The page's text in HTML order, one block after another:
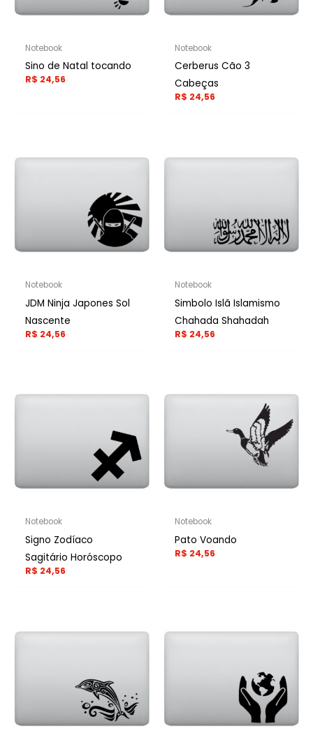
Notebook
Sino de Natal tocando
R$ 24,56
Notebook
Cerberus Cão 3
Cabeças
R$ 24,56
Notebook
JDM Ninja Japones Sol
Nascente
R$ 24,56
Notebook
Simbolo Islã Islamismo
Chahada Shahadah
R$ 24,56
Notebook
Signo Zodíaco
Sagitário Horóscopo
R$ 24,56
Notebook
Pato Voando
R$ 24,56